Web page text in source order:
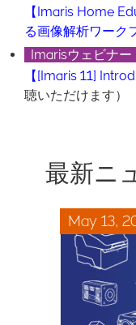
【Imaris Home
る画像解析ワーク
Imarisウェビナー
【[Imaris 11]
聴いただけます）
最新ニ
May 13,